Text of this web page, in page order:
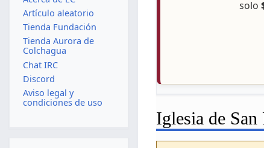
solo
Iglesia de San
Artículo aleatorio
Tienda Fundación
Tienda Aurora de
Colchagua
Chat IRC
Discord
Aviso legal y
condiciones de uso